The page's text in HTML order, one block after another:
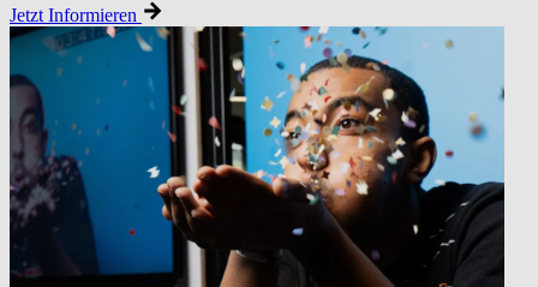
Jetzt Informieren